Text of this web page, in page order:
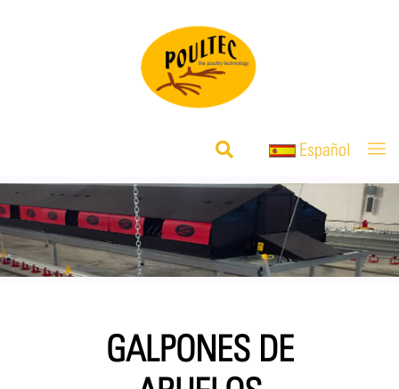
Español
GALPONES DE